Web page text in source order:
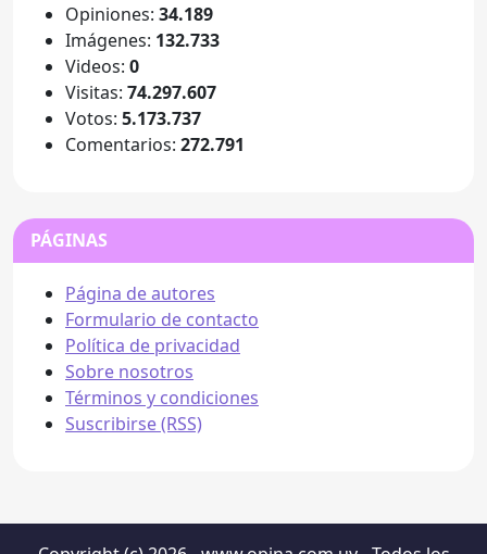
Opiniones: 34.189
Imágenes: 132.733
Videos: 0
Visitas: 74.297.607
Votos: 5.173.737
Comentarios: 272.791
PÁGINAS
Página de autores
Formulario de contacto
Política de privacidad
Sobre nosotros
Términos y condiciones
Suscribirse (RSS)